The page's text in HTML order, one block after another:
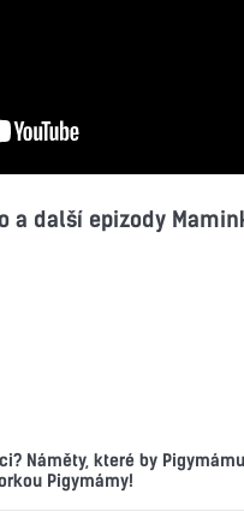
a další epizody
Náměty, které by
Pigymámy!